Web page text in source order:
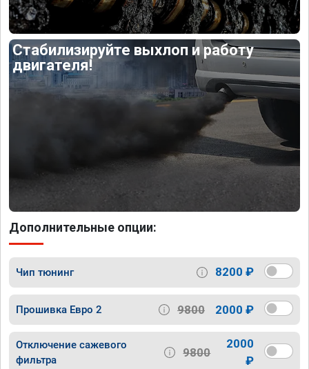
Стабилизируйте выхлоп и работу
двигателя!
Дополнительные опции:
Чип тюнинг 8200 ₽
Прошивка Евро 2 9800 2000 ₽
Отключение сажевого
фильтра
9800
2000
₽